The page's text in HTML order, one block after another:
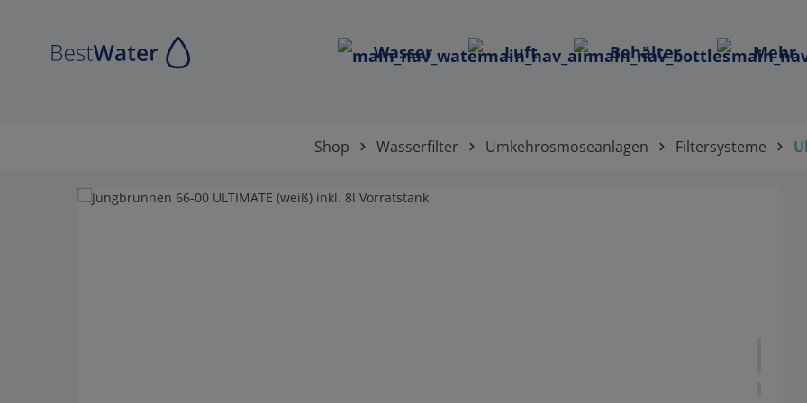
Wasser Luft Behälter Mehr
Shop Wasserfilter Umkehrosmoseanlagen Filtersysteme
Bildergalerie überspringen